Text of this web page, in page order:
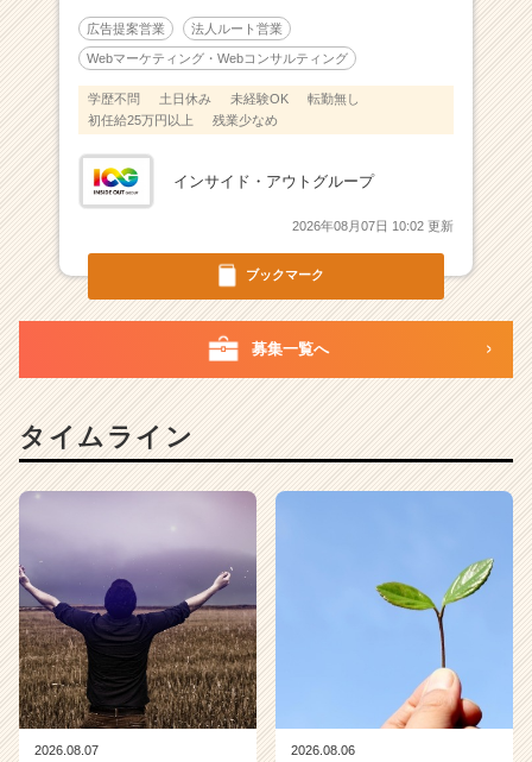
か
ら
裁
量
ち
く
ー・
成
か
ら
ス
カ
ウ
ト
ブックマーク
広告提案営業 法人ルート営業
Webマーケティング・Webコンサルティング
学歴不問 土日休み 未経験OK
転勤無し
初任給25万円以上
残業少なめ
インサイド・アウトグループ
2026年08月07日 10:02 更新
募集一覧へ
タイムライン
2026.08.07 2026.08.06